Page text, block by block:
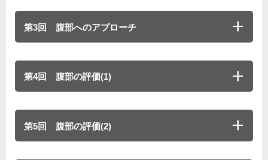
第3回 腹部へのアプローチ
第4回 腹部の評価(1)
第5回 腹部の評価(2)